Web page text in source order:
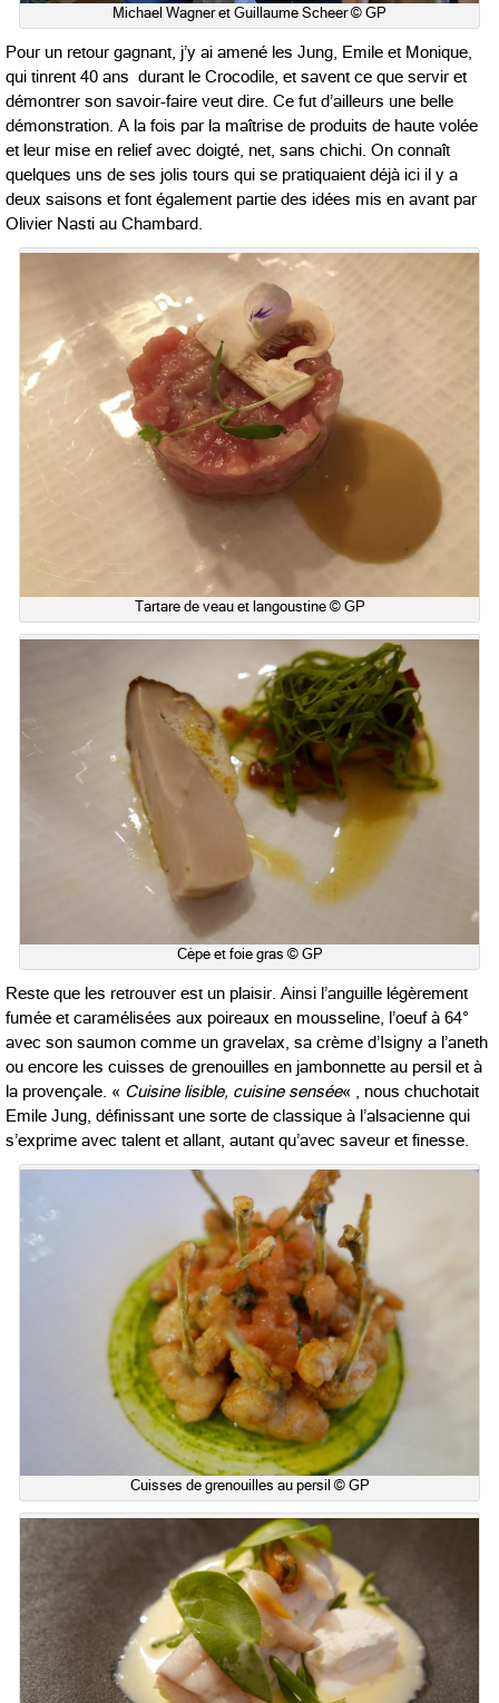
Michael Wagner et Guillaume Scheer © GP
Pour un retour gagnant, j’y ai amené les Jung, Emile et Monique,
qui tinrent 40 ans durant le Crocodile, et savent ce que servir et
démontrer son savoir-faire veut dire. Ce fut d’ailleurs une belle
démonstration. A la fois par la maîtrise de produits de haute volée
et leur mise en relief avec doigté, net, sans chichi. On connaît
quelques uns de ses jolis tours qui se pratiquaient déjà ici il y a
deux saisons et font également partie des idées mis en avant par
Olivier Nasti au Chambard.
Tartare de veau et langoustine © GP
Cèpe et foie gras © GP
Reste que les retrouver est un plaisir. Ainsi l’anguille légèrement
fumée et caramélisées aux poireaux en mousseline, l’oeuf à 64°
avec son saumon comme un gravelax, sa crème d’Isigny a l’aneth
ou encore les cuisses de grenouilles en jambonnette au persil et à
la provençale. « Cuisine lisible, cuisine sensée« , nous chuchotait
Emile Jung, définissant une sorte de classique à l’alsacienne qui
s’exprime avec talent et allant, autant qu’avec saveur et finesse.
Cuisses de grenouilles au persil © GP